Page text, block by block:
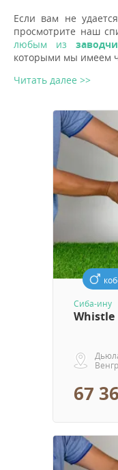
Если вам не
просмотрите наш
любым из
которыми мы имеем
Читать далее >>
Сиба-ину
Whistle
67